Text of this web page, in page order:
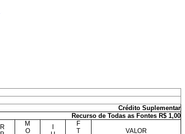
Crédito Suplementar
Recurso de Todas as Fontes R$ 1,00
R
M
O
F
T
VALOR